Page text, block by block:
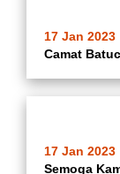
17 Jan 2023
17 Jan 2023